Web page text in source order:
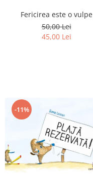
Editura Sophia
Editura Usborne
Fericirea este o vulpe
50,00 Lei
45,00 Lei
-11%